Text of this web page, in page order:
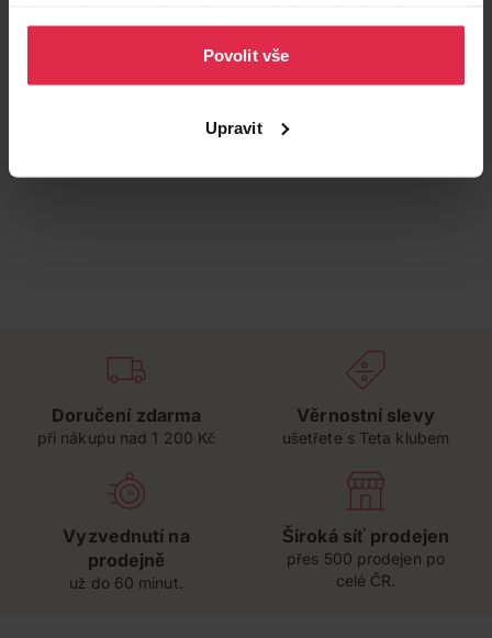
osobních údajů.
Povolit vše
Upravit
Doručení zdarma
při nákupu nad 1 200 Kč
Věrnostní slevy
ušetřete s Teta klubem
Vyzvednutí na
prodejně
už do 60 minut.
Široká síť prodejen
přes 500 prodejen po
celé ČR.